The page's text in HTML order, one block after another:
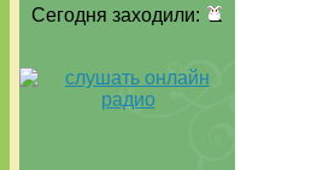
Сегодня заходили: